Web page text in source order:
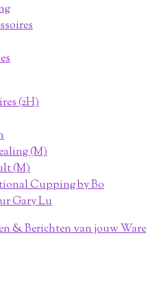
(2H)
(M)
(M)
Cupping by Bo
Gary Lu
& Berichten van jouw Ware